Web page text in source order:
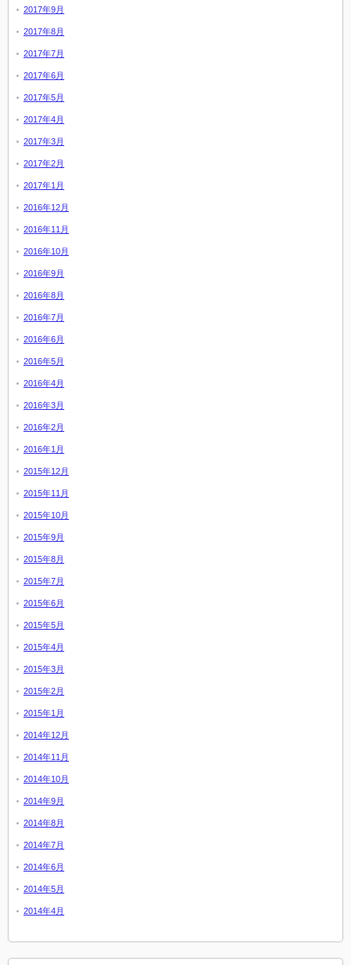
2017年9月
2017年8月
2017年7月
2017年6月
2017年5月
2017年4月
2017年3月
2017年2月
2017年1月
2016年12月
2016年11月
2016年10月
2016年9月
2016年8月
2016年7月
2016年6月
2016年5月
2016年4月
2016年3月
2016年2月
2016年1月
2015年12月
2015年11月
2015年10月
2015年9月
2015年8月
2015年7月
2015年6月
2015年5月
2015年4月
2015年3月
2015年2月
2015年1月
2014年12月
2014年11月
2014年10月
2014年9月
2014年8月
2014年7月
2014年6月
2014年5月
2014年4月